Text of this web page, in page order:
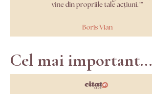
Cel mai important...